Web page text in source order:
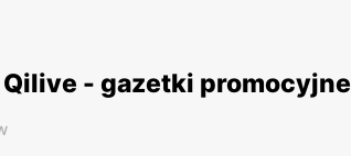
Qilive - gazetki promocyjne